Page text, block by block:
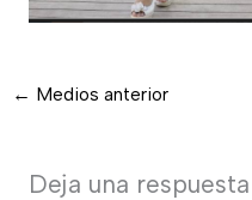
← Medios anterior
Deja una respuesta